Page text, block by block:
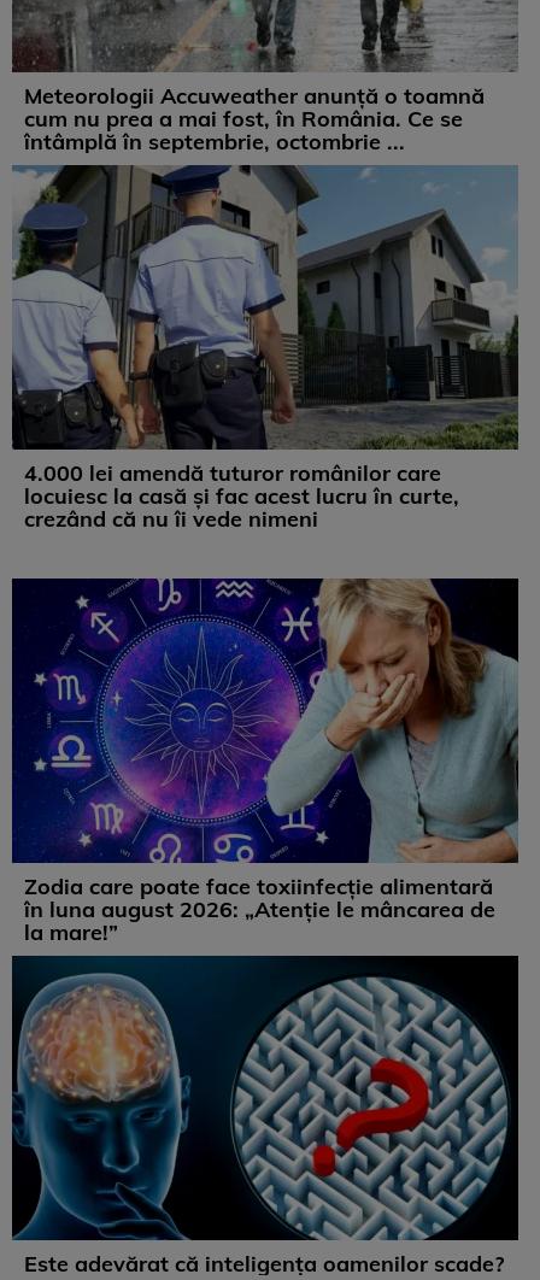
Meteorologii Accuweather anunță o toamnă
cum nu prea a mai fost, în România. Ce se
întâmplă în septembrie, octombrie ...
4.000 lei amendă tuturor românilor care
locuiesc la casă și fac acest lucru în curte,
crezând că nu îi vede nimeni
Zodia care poate face toxiinfecție alimentară
în luna august 2026: „Atenție le mâncarea de
la mare!”
Este adevărat că inteligența oamenilor scade?